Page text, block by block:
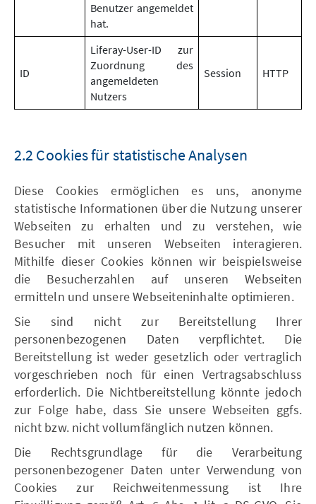
Benutzer angemeldet
hat.
ID
Liferay-User-ID zur
Zuordnung des
angemeldeten
Nutzers
Session HTTP
2.2 Cookies für statistische Analysen
Diese Cookies ermöglichen es uns, anonyme
statistische Informationen über die Nutzung unserer
Webseiten zu erhalten und zu verstehen, wie
Besucher mit unseren Webseiten interagieren.
Mithilfe dieser Cookies können wir beispielsweise
die Besucherzahlen auf unseren Webseiten
ermitteln und unsere Webseiteninhalte optimieren.
Sie sind nicht zur Bereitstellung Ihrer
personenbezogenen Daten verpflichtet. Die
Bereitstellung ist weder gesetzlich oder vertraglich
vorgeschrieben noch für einen Vertragsabschluss
erforderlich. Die Nichtbereitstellung könnte jedoch
zur Folge habe, dass Sie unsere Webseiten ggfs.
nicht bzw. nicht vollumfänglich nutzen können.
Die Rechtsgrundlage für die Verarbeitung
personenbezogener Daten unter Verwendung von
Cookies zur Reichweitenmessung ist Ihre